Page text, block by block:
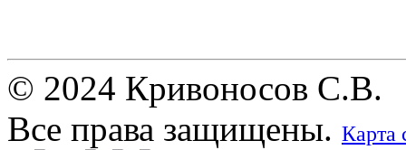
© 2024 Кривоносов С.В.
Все права защищены. Карта